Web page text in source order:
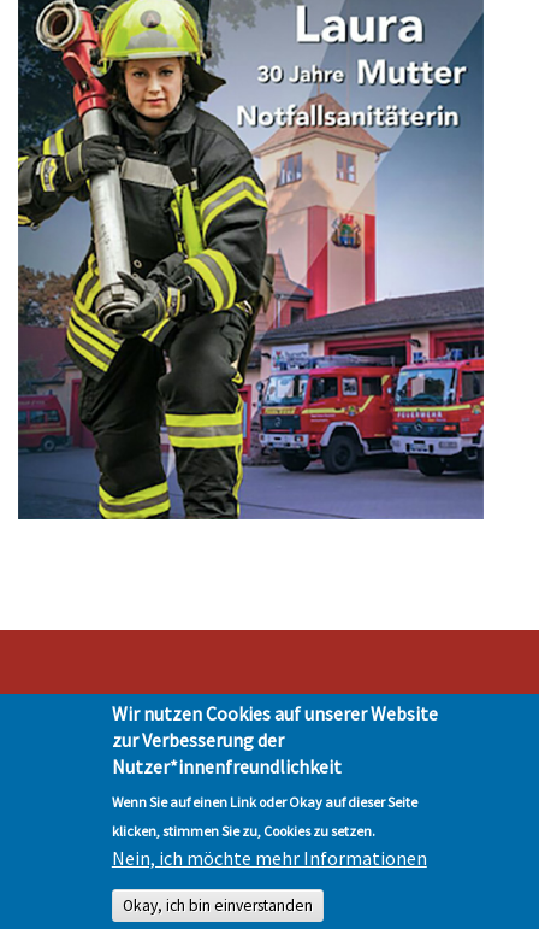
Stadt Hohen Neuendorf • Oranienburger Str. 2 • 16540 Hohen Neuendorf •
Telefon 03303-528-0
Impressum|Presse| Datenschutz| © Hohen-Neuendorf.de, Alle Rechte
vorbehalten - Vervielfältigung nur mit unserer Genehmigung
Wir nutzen Cookies auf unserer Website
zur Verbesserung der
Nutzer*innenfreundlichkeit
Wenn Sie auf einen Link oder Okay auf dieser Seite
klicken, stimmen Sie zu, Cookies zu setzen.
Nein, ich möchte mehr Informationen
Okay, ich bin einverstanden